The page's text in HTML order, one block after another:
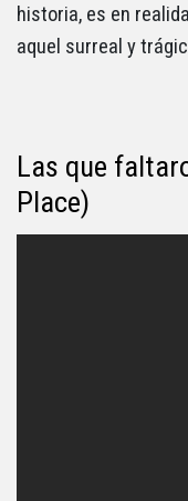
historia, es en
aquel surreal y
Las que
Place)